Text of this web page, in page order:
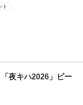
ト
夜キハ2026」ビー